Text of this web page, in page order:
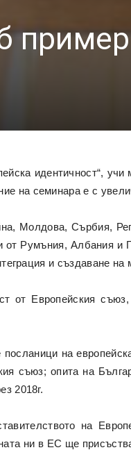
пример
идентичност“,
на семинара е с
Молдова, Сърбия,
Румъния, Албания и
и създаване на
от Европейския съюз,
на
съюз; опита на
2018г.
на
ни в ЕС ще